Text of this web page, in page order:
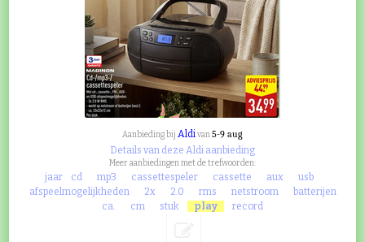
Aanbieding bij Aldivan5-9 aug
Details van deze Aldi aanbieding
Meer aanbiedingen met de trefwoorden:
jaar cd mp3 cassettespeler cassette aux
usb
afspeelmogelijkheden
2x 2.0 rms netstroom
batterijen
ca.
cm stuk play record